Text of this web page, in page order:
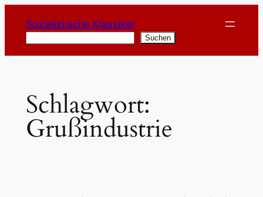
Inhalt
springen
Sozialistische Klassiker
Suchen
Schlagwort:
Grußindustrie